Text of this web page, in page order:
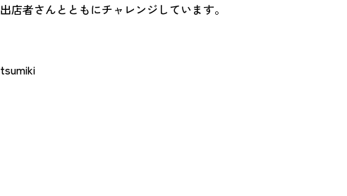
者さんとともにチャレンジしています。